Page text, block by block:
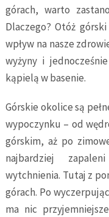
górach, warto
Dlaczego? Otóż
wpływ na nasze
wyżyny i
kąpielą w basenie.
Górskie okolice są
wypoczynku – od
górskim, aż po
najbardziej
wytchnienia. Tutaj z
górach. Po
ma nic